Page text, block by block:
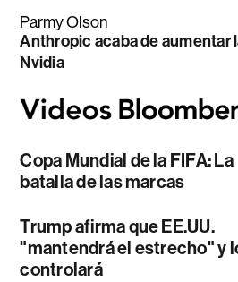
Parmy Olson
Anthropic acaba de aumentar
Nvidia
Copa Mundial de la FIFA: La
batalla de las marcas
Trump afirma que EE.UU.
"mantendrá el estrecho" y
controlará